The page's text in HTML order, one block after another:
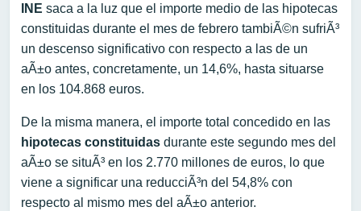
INE saca a la luz que el importe medio de las hipotecas
constituidas durante el mes de febrero tambiÃ©n sufriÃ³
un descenso significativo con respecto a las de un
aÃ±o antes, concretamente, un 14,6%, hasta situarse
en los 104.868 euros.
De la misma manera, el importe total concedido en las
hipotecas constituidas durante este segundo mes del
aÃ±o se situÃ³ en los 2.770 millones de euros, lo que
viene a significar una reducciÃ³n del 54,8% con
respecto al mismo mes del aÃ±o anterior.